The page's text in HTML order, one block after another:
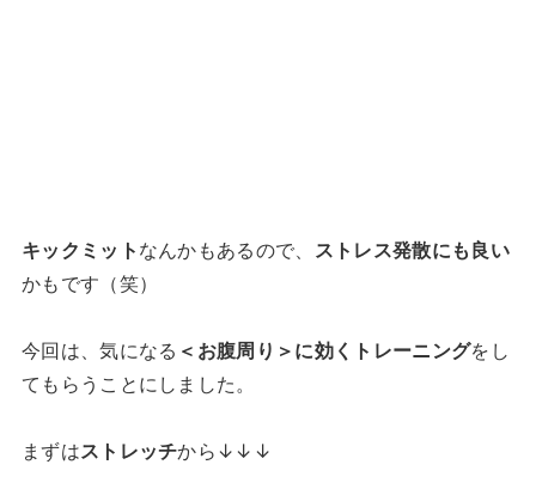
キックミット なんかもあるので、
ストレス発散にも良い
かもです（笑）
今回は、気になる ＜お腹周り＞に効くトレーニングをし
てもらうことにしました。
まずはストレッチから↓↓↓